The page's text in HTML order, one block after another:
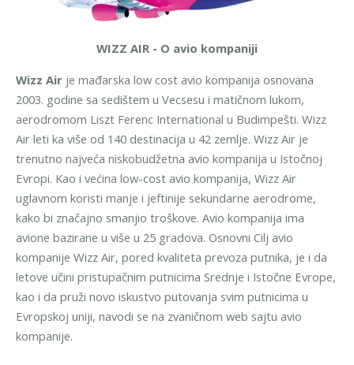
WIZZ AIR - O avio kompaniji
Wizz Air je mađarska low cost avio kompanija osnovana
2003. godine sa sedištem u Vecsesu i matičnom lukom,
aerodromom Liszt Ferenc International u Budimpešti. Wizz
Air leti ka više od 140 destinacija u 42 zemlje. Wizz Air je
trenutno najveća niskobudžetna avio kompanija u Istočnoj
Evropi. Kao i većina low-cost avio kompanija, Wizz Air
uglavnom koristi manje i jeftinije sekundarne aerodrome,
kako bi značajno smanjio troškove. Avio kompanija ima
avione bazirane u više u 25 gradova. Osnovni Cilj avio
kompanije Wizz Air, pored kvaliteta prevoza putnika, je i da
letove učini pristupačnim putnicima Srednje i Istočne Evrope,
kao i da pruži novo iskustvo putovanja svim putnicima u
Evropskoj uniji, navodi se na zvaničnom web sajtu avio
kompanije.